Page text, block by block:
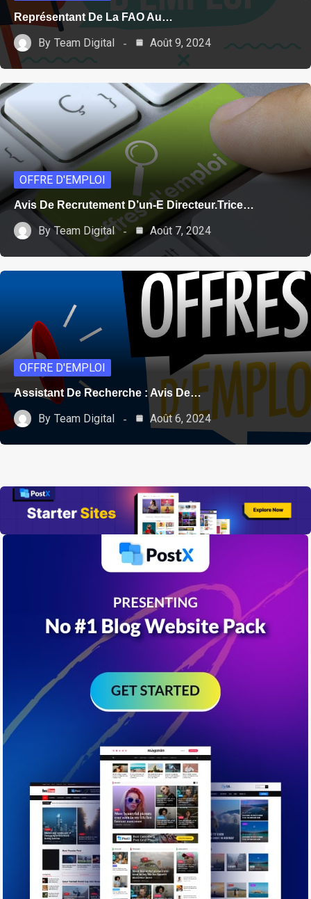
Représentant De La FAO Au…
By Team Digital Août 9, 2024
OFFRE D'EMPLOI
Avis De Recrutement D’un-E Directeur.trice…
By Team Digital Août 7, 2024
OFFRE D'EMPLOI
Assistant De Recherche : Avis De…
By Team Digital Août 6, 2024